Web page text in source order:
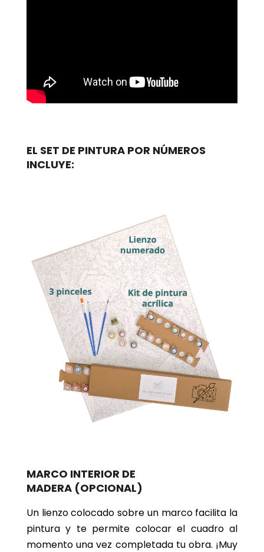
EL SET DE PINTURA POR NÚMEROS
INCLUYE:
MARCO INTERIOR DE
MADERA (OPCIONAL)
Un lienzo colocado sobre un marco facilita la
pintura y te permite colocar el cuadro al
momento una vez completada tu obra. ¡Muy